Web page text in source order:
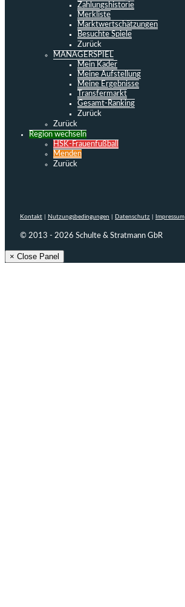
Zahlungshistorie
Merkliste
Marktwertschätzungen
Besuchte Spiele
Zurück
MANAGERSPIEL
Mein Kader
Meine Aufstellung
Meine Ergebnisse
Transfermarkt
Gesamt-Ranking
Zurück
Zurück
Region wechseln
HSK-Frauenfußball
Menden
Zurück
Kontakt Nutzungsbedingungen Datenschutz Impressum
© 2013 - 2026 Schulte & Stratmann GbR
× Close Panel